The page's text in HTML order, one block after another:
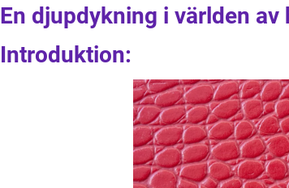
En djupdykning i världen
Introduktion: